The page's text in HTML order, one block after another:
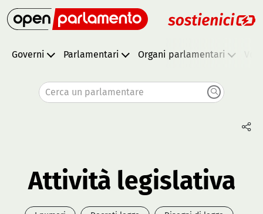
Governi Parlamentari Organi parlamentari
Cerca un parlamentare
Attività legislativa